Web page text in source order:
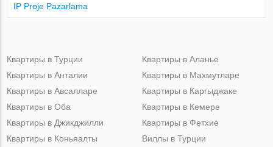
IP Proje Pazarlama
Квартиры в Турции
Квартиры в Анталии
Квартиры в Авсалларе
Квартиры в Оба
Квартиры в Джикджилли
Квартиры в Аланье
Квартиры в Махмутларе
Квартиры в Каргыджаке
Квартиры в Кемере
Квартиры в Фетхие
Квартиры в Коньяалты
Виллы в Турции